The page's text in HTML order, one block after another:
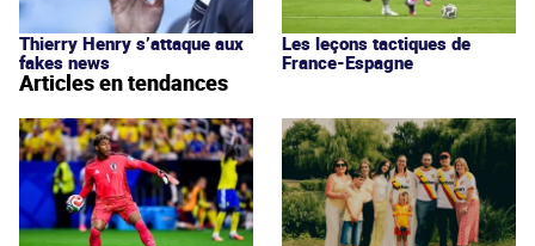
Thierry Henry s’attaque aux
fakes news
Les leçons tactiques de
France-Espagne
Articles en tendances